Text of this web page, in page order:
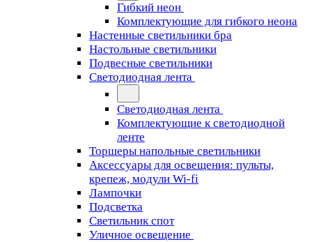
Гибкий неон
Комплектующие для гибкого неона
Настенные светильники бра
Настольные светильники
Подвесные светильники
Светодиодная лента
Светодиодная лента
Комплектующие к светодиодной
ленте
Торшеры напольные светильники
Аксессуары для освещения: пульты,
крепеж, модули Wi-fi
Лампочки
Подсветка
Светильник спот
Уличное освещение